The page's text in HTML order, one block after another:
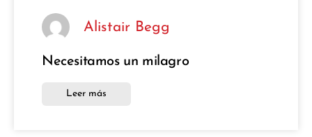
Alistair Begg
Necesitamos un milagro
Leer más